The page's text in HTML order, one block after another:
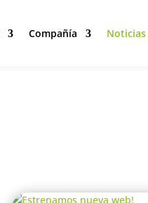
Compañía Noticias
Compañía Noticias